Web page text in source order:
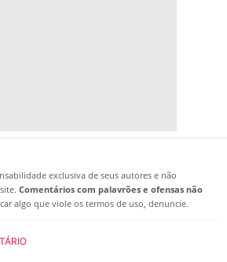
exclusiva de seus autores e não
Comentários com palavrões e ofensas não
algo que viole os termos de uso, denuncie.